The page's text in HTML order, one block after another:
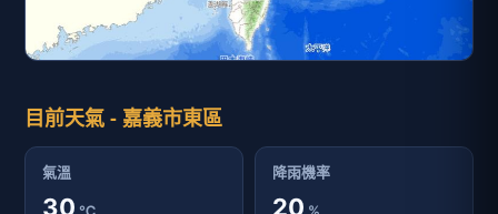
目前天氣 - 嘉義市東區
氣溫
30 ℃
降雨機率
20 %